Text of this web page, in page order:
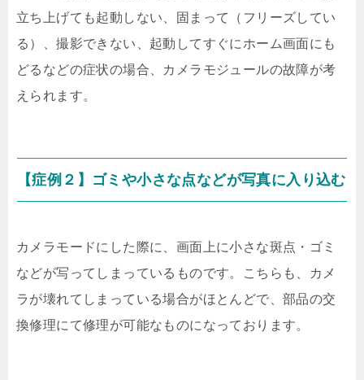
立ち上げても起動しない、固まって（フリーズしてい
る）、撮影できない、起動してすぐにホーム画面にも
どるなどの症状の場合、カメラモジュールの故障が考
えられます。
【症例２】ゴミや小さな点などが写真に入り込む
カメラモードにした際に、画面上に小さな斑点・ゴミ
などが写ってしまっているものです。こちらも、カメ
ラが壊れてしまっている場合がほとんどで、部品の交
換修理にて修理が可能なものになっております。